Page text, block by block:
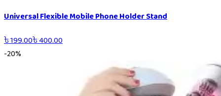
Universal Flexible Mobile Phone Holder Stand
৳199.00৳400.00
-20%